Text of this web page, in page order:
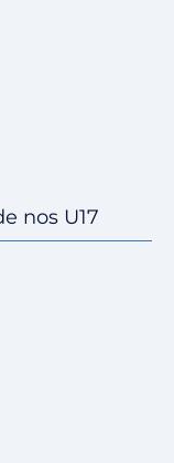
nos U17